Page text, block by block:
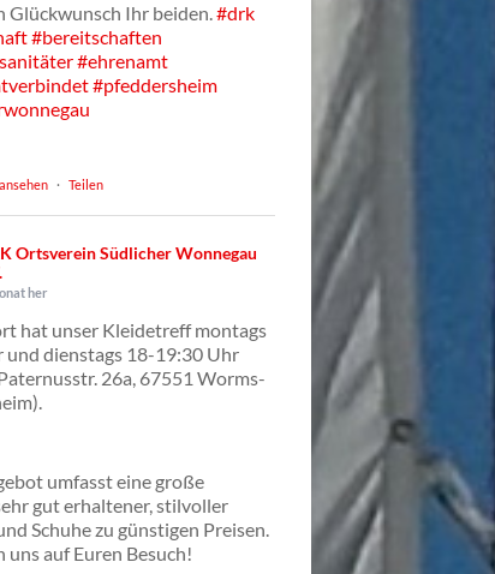
Glückwunsch Ihr beiden.#drk
#bereitschaften
#ehrenamt
#pfeddersheim
· Teilen
Ortsverein Südlicher Wonnegau
her
hat unser Kleidetreff montags
und dienstags 18-19:30 Uhr
26a, 67551 Worms-
umfasst eine große
gut erhaltener, stilvoller
Schuhe zu günstigen Preisen.
uns auf Euren Besuch!